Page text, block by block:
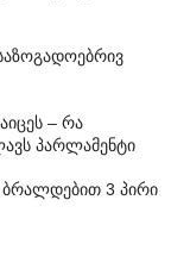
– რა
პარლამენტი
ბრალდებით 3 პირი